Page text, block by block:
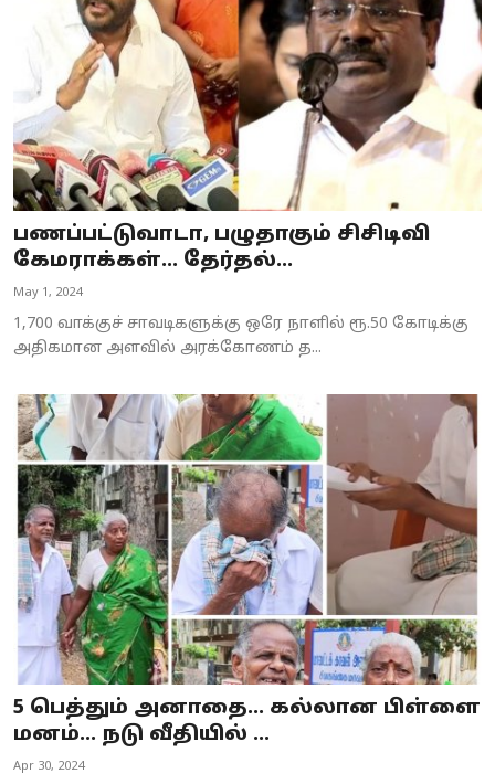
பணப்பட்டுவாடா, பழுதாகும் சிசிடிவி
கேமராக்கள்... தேர்தல்...
May 1, 2024
1,700 வாக்குச் சாவடிகளுக்கு ஒரே நாளில் ரூ.50 கோடிக்கு
அதிகமான அளவில் அரக்கோணம் த...
5 பெத்தும் அனாதை... கல்லான பிள்ளை
மனம்... நடு வீதியில் ...
Apr 30, 2024